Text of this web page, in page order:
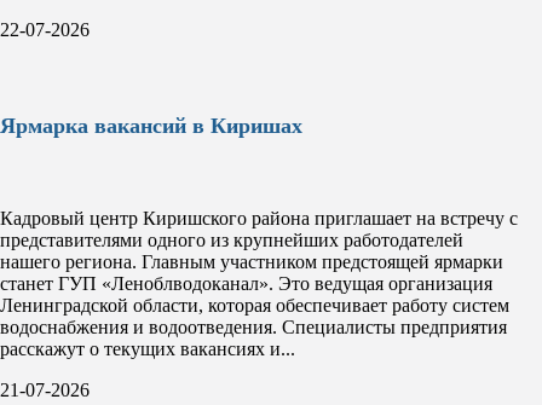
22-07-2026
Ярмарка вакансий в Киришах
Кадровый центр Киришского района приглашает на встречу с
представителями одного из крупнейших работодателей
нашего региона. Главным участником предстоящей ярмарки
станет ГУП «Леноблводоканал». Это ведущая организация
Ленинградской области, которая обеспечивает работу систем
водоснабжения и водоотведения. Специалисты предприятия
расскажут о текущих вакансиях и...
21-07-2026